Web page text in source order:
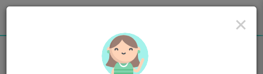
×